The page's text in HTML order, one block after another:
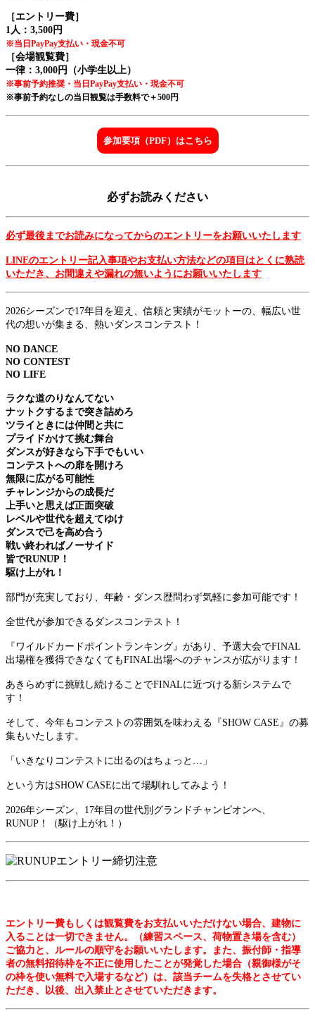
［エントリー費］
1人：3,500円
※当日PayPay支払い・現金不可
［会場観覧費］
一律：3,000円（小学生以上）
※事前予約推奨・当日PayPay支払い・現金不可
※事前予約なしの当日観覧は手数料で＋500円
参加要項（PDF）はこちら
必ずお読みください
必ず最後までお読みになってからのエントリーをお願いいたします
LINEのエントリー記入事項やお支払い方法などの項目はとくに熟読
いただき、お間違えや漏れの無いようにお願いいたします
2026シーズンで17年目を迎え、信頼と実績がモットーの、幅広い世
代の想いが集まる、熱いダンスコンテスト！
NO DANCE
NO CONTEST
NO LIFE
ラクな道のりなんてない
ナットクするまで突き詰めろ
ツライときには仲間と共に
プライドかけて挑む舞台
ダンスが好きなら下手でもいい
コンテストへの扉を開けろ
無限に広がる可能性
チャレンジからの成長だ
上手いと思えば正面突破
レベルや世代を超えてゆけ
ダンスで己を高め合う
戦い終わればノーサイド
皆でRUNUP！
駆け上がれ！
部門が充実しており、年齢・ダンス歴問わず気軽に参加可能です！
全世代が参加できるダンスコンテスト！
『ワイルドカードポイントランキング』があり、 予選大会でFINAL
出場権を獲得できなくてもFINAL出場へのチャンスが広がります！
あきらめずに挑戦し続けることでFINALに近づける新システムで
す！
そして、今年もコンテストの雰囲気を味わえる『SHOW CASE』の募
集もいたします。
「いきなりコンテストに出るのはちょっと…」
という方はSHOW CASEに出て場馴れしてみよう！
2026年シーズン、17年目の世代別グランドチャンピオンへ、
RUNUP！（駆け上がれ！）
エントリー費もしくは観覧費をお支払いいただけない場合、建物に
入ることは一切できません。（練習スペース、荷物置き場を含む）
ご協力と、ルールの順守をお願いいたします。また、 振付師・指導
者の無料招待枠を不正に使用したことが発覚した場合（親御様がそ
の枠を使い無料で入場するなど）は、該当チームを失格とさせてい
ただき、以後、出入禁止とさせていただきます。